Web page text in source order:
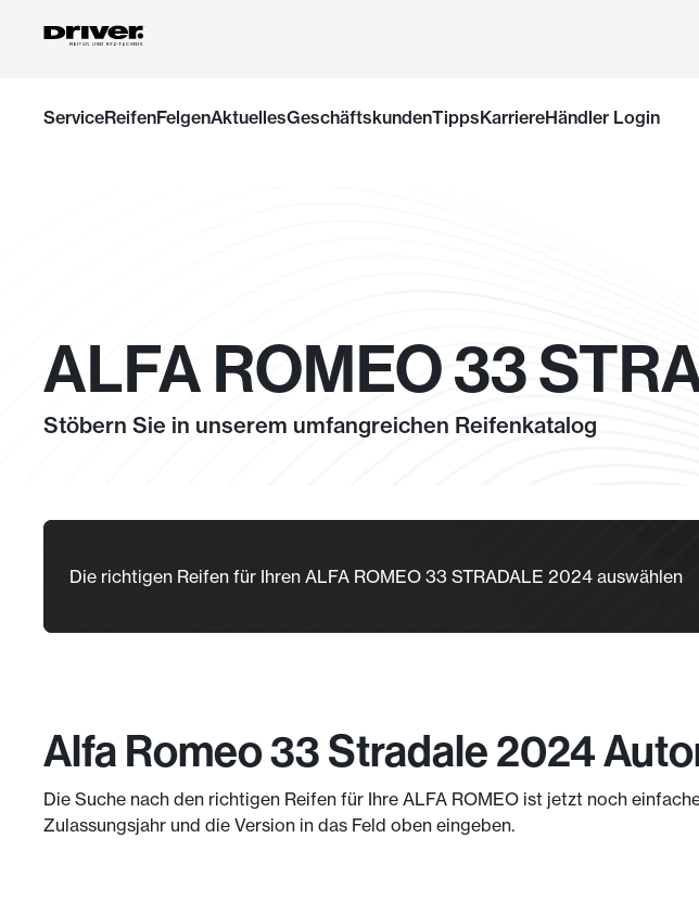
InhaltServiceReifenFelgenAktuellesGeschäftskundenTippsKarriereHändler Login
ALFA ROMEO 33
Stöbern Sie in unserem umfangreichen Reifenkatalog
Die richtigen Reifen für Ihren ALFA ROMEO 33 STRADALE 2024 auswählen
Alfa Romeo 33 Stradale 2024
Die Suche nach den richtigen Reifen für Ihre ALFA ROMEO ist jetzt noch
Zulassungsjahr und die Version in das Feld oben eingeben.